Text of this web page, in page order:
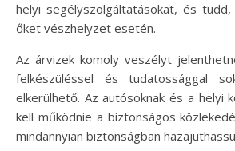
helyi segélyszolgáltatásokat, és
őket vészhelyzet esetén.
Az árvizek komoly veszélyt
felkészüléssel és tudatossággal
elkerülhető. Az autósoknak és a helyi
kell működnie a biztonságos
mindannyian biztonságban